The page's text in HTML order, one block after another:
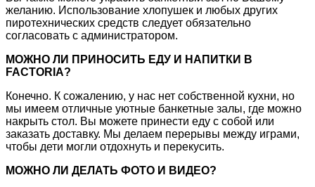
желанию. Использование хлопушек и любых других
пиротехнических средств следует обязательно
согласовать с администратором.
МОЖНО ЛИ ПРИНОСИТЬ ЕДУ И НАПИТКИ В
FACTORIA?
Конечно. К сожалению, у нас нет собственной кухни, но
мы имеем отличные уютные банкетные залы, где можно
накрыть стол. Вы можете принести еду с собой или
заказать доставку. Мы делаем перерывы между играми,
чтобы дети могли отдохнуть и перекусить.
МОЖНО ЛИ ДЕЛАТЬ ФОТО И ВИДЕО?